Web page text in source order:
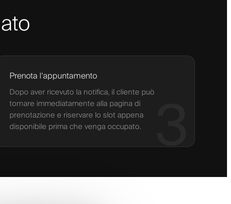
3
Prenota l'appuntamento
Dopo aver ricevuto la notifica, il cliente può
tornare immediatamente alla pagina di
prenotazione e riservare lo slot appena
disponibile prima che venga occupato.